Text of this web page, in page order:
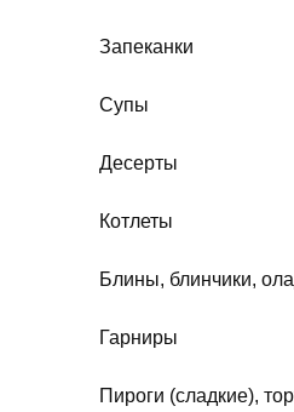
Запеканки
Супы
Десерты
Котлеты
Блины, блинчики,
Гарниры
Пироги (сладкие),